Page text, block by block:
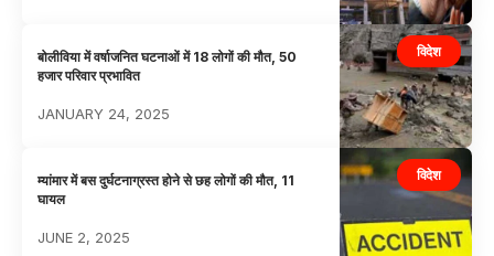
विदेश
बोलीविया में वर्षाजनित घटनाओं में 18 लोगों की मौत, 50
हजार परिवार प्रभावित
JANUARY 24, 2025
विदेश
म्यांमार में बस दुर्घटनाग्रस्त होने से छह लोगों की मौत, 11
घायल
JUNE 2, 2025